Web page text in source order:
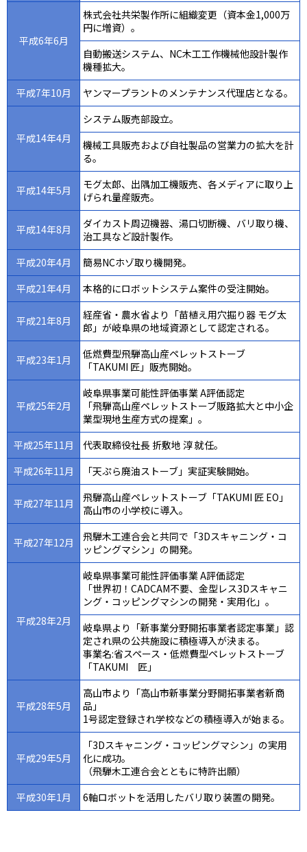
平成6年6月
株式会社共栄製作所に組織変更（資本金1,000万
円に増資）。
自動搬送システム、NC木工工作機械他設計製作
機種拡大。
平成7年10月
ヤンマープラントのメンテナンス代理店となる。
平成14年4月
システム販売部設立。
機械工具販売および自社製品の営業力の拡大を計
る。
平成14年5月
モグ太郎、出隅加工機販売、各メディアに取り上
げられ量産販売。
平成14年8月
ダイカスト周辺機器、湯口切断機、バリ取り機、
治工具など設計製作。
平成20年4月
簡易NCホゾ取り機開発。
平成21年4月
本格的にロボットシステム案件の受注開始。
平成21年8月
経産省・農水省より「苗植え用穴掘り器 モグ太
郎」が岐阜県の地域資源として認定される。
平成23年1月
低燃費型飛騨高山産ペレットストーブ
「TAKUMI 匠」販売開始。
平成25年2月
岐阜県事業可能性評価事業 A評価認定
「飛騨高山産ペレットストーブ販路拡大と中小企
業型現地生産方式の提案」。
平成25年11月
代表取締役社長 折敷地 淳 就任。
平成26年11月
「天ぷら廃油ストーブ」実証実験開始。
平成27年11月
飛騨高山産ペレットストーブ「TAKUMI 匠 EO」
高山市の小学校に導入。
平成27年12月
飛騨木工連合会と共同で「3Dスキャニング・コ
ッピングマシン」の開発。
平成28年2月
岐阜県事業可能性評価事業 A評価認定
「世界初！CADCAM不要、金型レス3Dスキャニ
ング・コッピングマシンの開発・実用化」。
岐阜県より「新事業分野開拓事業者認定事業」認
定され県の公共施設に積極導入が決まる。
事業名:省スペース・低燃費型ペレットストーブ
「TAKUMI 匠」
平成28年5月
高山市より「高山市新事業分野開拓事業者新商
品」
1号認定登録され学校などの積極導入が始まる。
平成29年5月
「3Dスキャニング・コッピングマシン」の実用
化に成功。
（飛騨木工連合会とともに特許出願）
平成30年1月
6軸ロボットを活用したバリ取り装置の開発。